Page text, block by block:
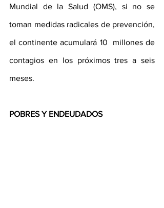
Mundial de la Salud (OMS), si no se
toman medidas radicales de prevención,
el continente acumulará 10  millones de
contagios en los próximos tres a seis
meses.
POBRES Y ENDEUDADOS